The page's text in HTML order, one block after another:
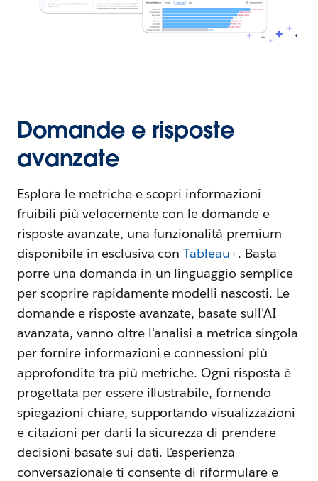
Domande e risposte
avanzate
Esplora le metriche e scopri informazioni
fruibili più velocemente con le domande e
risposte avanzate, una funzionalità premium
disponibile in esclusiva conTableau+. Basta
porre una domanda in un linguaggio semplice
per scoprire rapidamente modelli nascosti. Le
domande e risposte avanzate, basate sull'AI
avanzata, vanno oltre l'analisi a metrica singola
per fornire informazioni e connessioni più
approfondite tra più metriche. Ogni risposta è
progettata per essere illustrabile, fornendo
spiegazioni chiare, supportando visualizzazioni
e citazioni per darti la sicurezza di prendere
decisioni basate sui dati. L'esperienza
conversazionale ti consente di riformulare e